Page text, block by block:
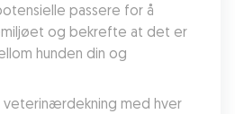
passere for å
og bekrefte at det er
hunden din og
veterinærdekning med hver